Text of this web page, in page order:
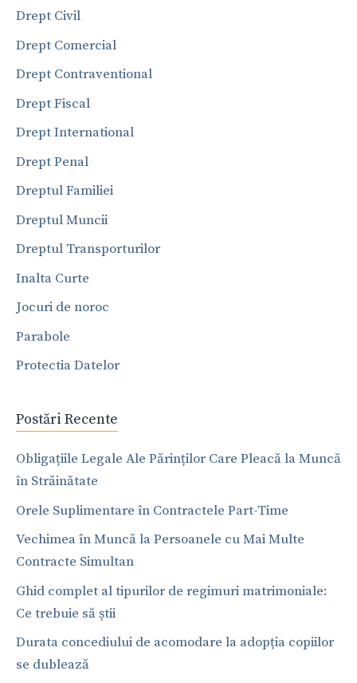
Drept Civil
Drept Comercial
Drept Contraventional
Drept Fiscal
Drept International
Drept Penal
Dreptul Familiei
Dreptul Muncii
Dreptul Transporturilor
Inalta Curte
Jocuri de noroc
Parabole
Protectia Datelor
Postări Recente
Obligațiile Legale Ale Părinților Care Pleacă la Muncă
în Străinătate
Orele Suplimentare în Contractele Part-Time
Vechimea în Muncă la Persoanele cu Mai Multe
Contracte Simultan
Ghid complet al tipurilor de regimuri matrimoniale:
Ce trebuie să știi
Durata concediului de acomodare la adopția copiilor
se dublează